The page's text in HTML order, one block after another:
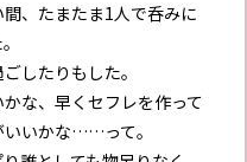
、たまたま1人で呑みに
したりもした。
な、早くセフレを作って
いいかな……って。